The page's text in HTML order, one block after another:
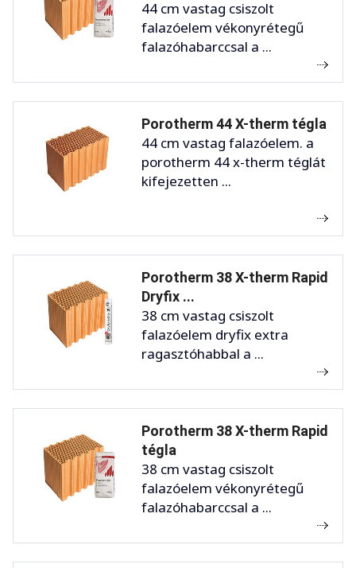
44 cm vastag csiszolt
falazóelem vékonyrétegű
falazóhabarccsal a ...
Porotherm 44 X-therm tégla
44 cm vastag falazóelem. a
porotherm 44 x-therm téglát
kifejezetten ...
Porotherm 38 X-therm Rapid
Dryfix ...
38 cm vastag csiszolt
falazóelem dryfix extra
ragasztóhabbal a ...
Porotherm 38 X-therm Rapid
tégla
38 cm vastag csiszolt
falazóelem vékonyrétegű
falazóhabarccsal a ...